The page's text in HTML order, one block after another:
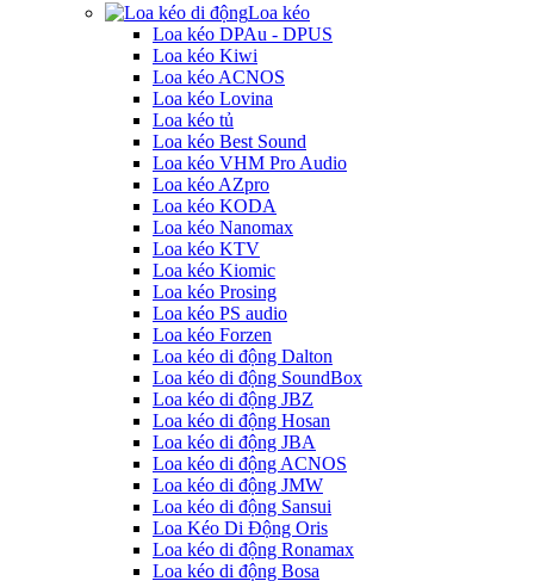
Loa kéo
Loa kéo DPAu - DPUS
Loa kéo Kiwi
Loa kéo ACNOS
Loa kéo Lovina
Loa kéo tủ
Loa kéo Best Sound
Loa kéo VHM Pro Audio
Loa kéo AZpro
Loa kéo KODA
Loa kéo Nanomax
Loa kéo KTV
Loa kéo Kiomic
Loa kéo Prosing
Loa kéo PS audio
Loa kéo Forzen
Loa kéo di động Dalton
Loa kéo di động SoundBox
Loa kéo di động JBZ
Loa kéo di động Hosan
Loa kéo di động JBA
Loa kéo di động ACNOS
Loa kéo di động JMW
Loa kéo di động Sansui
Loa Kéo Di Động Oris
Loa kéo di động Ronamax
Loa kéo di động Bosa